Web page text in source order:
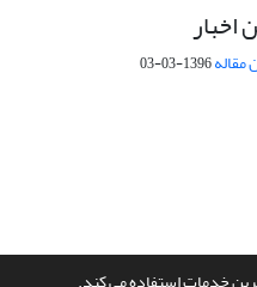
اخبار
مقاله1396-03-03
ازسیناوب